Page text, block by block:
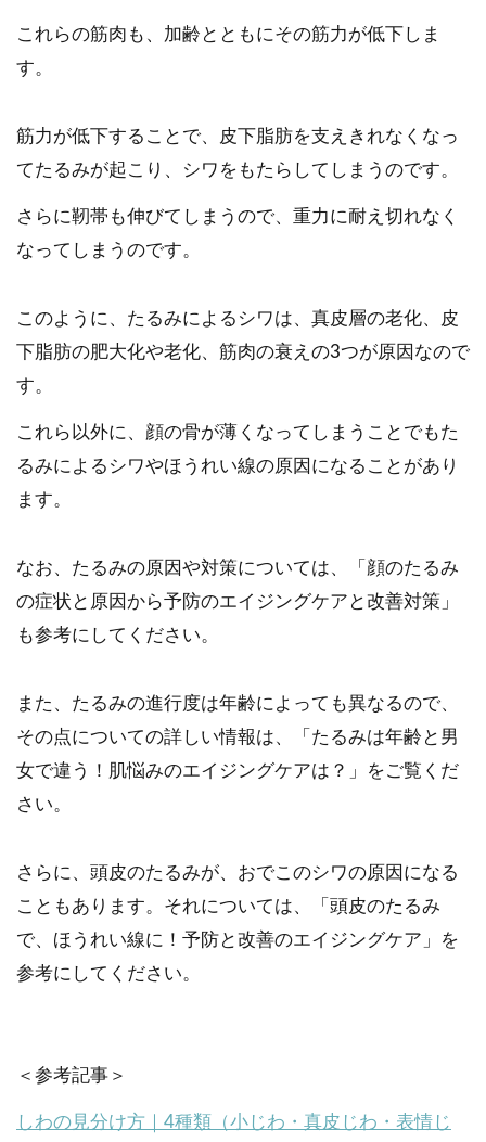
これらの筋肉も、加齢とともにその筋力が低下しま
す。
筋力が低下することで、皮下脂肪を支えきれなくなっ
てたるみが起こり、シワをもたらしてしまうのです。
さらに靭帯も伸びてしまうので、重力に耐え切れなく
なってしまうのです。
このように、たるみによるシワは、真皮層の老化、皮
下脂肪の肥大化や老化、筋肉の衰えの3つが原因なので
す。
これら以外に、顔の骨が薄くなってしまうことでもた
るみによるシワやほうれい線の原因になることがあり
ます。
なお、たるみの原因や対策については、「顔のたるみ
の症状と原因から予防のエイジングケアと改善対策」
も参考にしてください。
また、たるみの進行度は年齢によっても異なるので、
その点についての詳しい情報は、「たるみは年齢と男
女で違う！肌悩みのエイジングケアは？」をご覧くだ
さい。
さらに、頭皮のたるみが、おでこのシワの原因になる
こともあります。それについては、「頭皮のたるみ
で、ほうれい線に！予防と改善のエイジングケア」を
参考にしてください。
＜参考記事＞
しわの見分け方｜4種類（小じわ・真皮じわ・表情じ